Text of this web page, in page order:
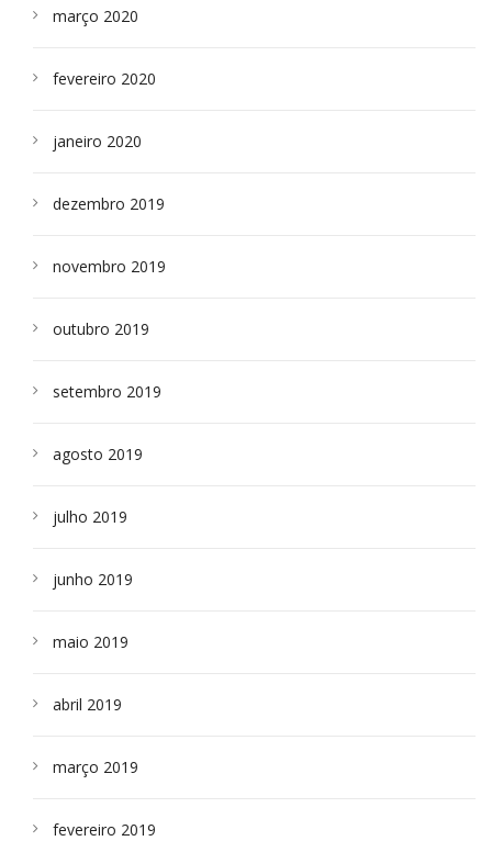
março 2020
fevereiro 2020
janeiro 2020
dezembro 2019
novembro 2019
outubro 2019
setembro 2019
agosto 2019
julho 2019
junho 2019
maio 2019
abril 2019
março 2019
fevereiro 2019